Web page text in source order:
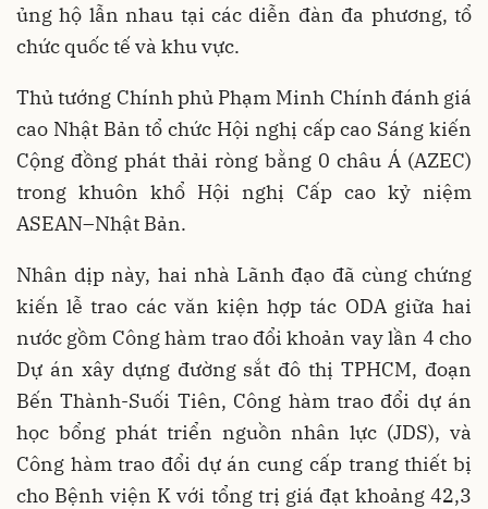
ủng hộ lẫn nhau tại các diễn đàn đa phương, tổ
chức quốc tế và khu vực.
Thủ tướng Chính phủ Phạm Minh Chính đánh giá
cao Nhật Bản tổ chức Hội nghị cấp cao Sáng kiến
Cộng đồng phát thải ròng bằng 0 châu Á (AZEC)
trong khuôn khổ Hội nghị Cấp cao kỷ niệm
ASEAN–Nhật Bản.
Nhân dịp này, hai nhà Lãnh đạo đã cùng chứng
kiến lễ trao các văn kiện hợp tác ODA giữa hai
nước gồm Công hàm trao đổi khoản vay lần 4 cho
Dự án xây dựng đường sắt đô thị TPHCM, đoạn
Bến Thành-Suối Tiên, Công hàm trao đổi dự án
học bổng phát triển nguồn nhân lực (JDS), và
Công hàm trao đổi dự án cung cấp trang thiết bị
cho Bệnh viện K với tổng trị giá đạt khoảng 42,3